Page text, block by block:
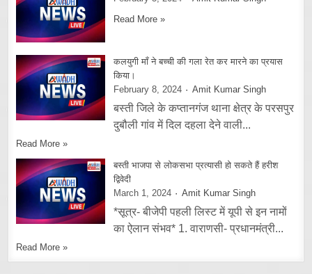
Read More »
कलयुगी माँ ने बच्ची की गला रेत कर मारने का प्रयास
किया।
February 8, 2024
Amit Kumar Singh
बस्ती जिले के कप्तानगंज थाना क्षेत्र के परसपुर
दुबौली गांव में दिल दहला देने वाली...
Read More »
बस्ती भाजपा से लोकसभा प्रत्यासी हो सकते हैं हरीश
द्विवेदी
March 1, 2024
Amit Kumar Singh
*सूत्र- बीजेपी पहली लिस्ट में यूपी से इन नामों
का ऐलान संभव* 1. वाराणसी- प्रधानमंत्री...
Read More »